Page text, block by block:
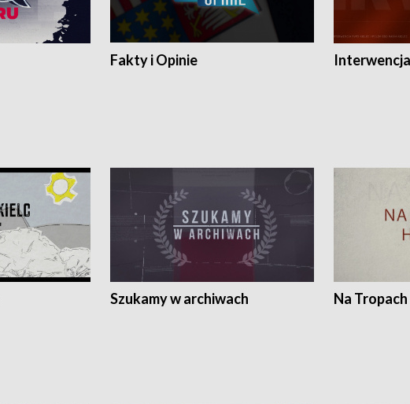
Fakty i Opinie Interwencja
Szukamy w archiwach Na